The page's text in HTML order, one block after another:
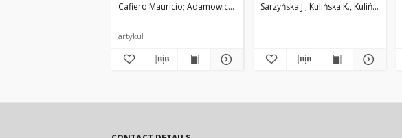
Cafiero Mauricio Adamowicz Ludwik
artykuł
Sarzyńska J. Kulińska K., Kuliński T.